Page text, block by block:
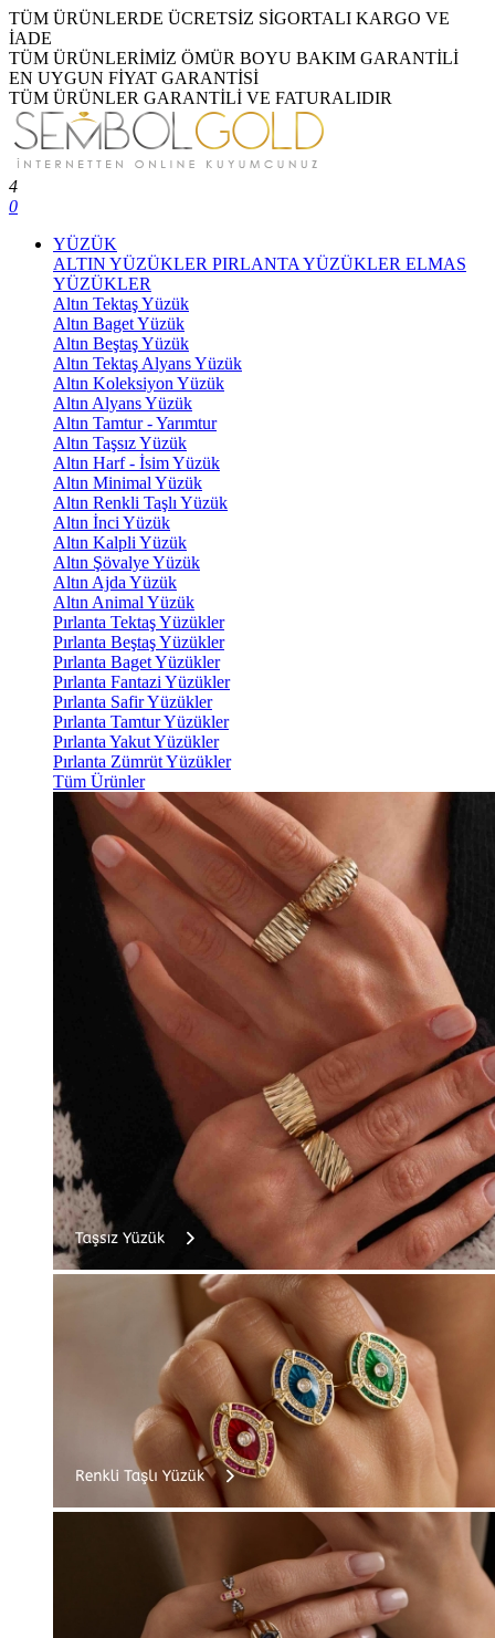
TÜM ÜRÜNLERDE ÜCRETSİZ SİGORTALI KARGO VE
İADE
TÜM ÜRÜNLERİMİZ ÖMÜR BOYU BAKIM GARANTİLİ
EN UYGUN FİYAT GARANTİSİ
TÜM ÜRÜNLER GARANTİLİ VE FATURALIDIR
4
0
YÜZÜK
ALTIN YÜZÜKLER PIRLANTA YÜZÜKLER ELMAS
YÜZÜKLER
Altın Tektaş Yüzük
Altın Baget Yüzük
Altın Beştaş Yüzük
Altın Tektaş Alyans Yüzük
Altın Koleksiyon Yüzük
Altın Alyans Yüzük
Altın Tamtur - Yarımtur
Altın Taşsız Yüzük
Altın Harf - İsim Yüzük
Altın Minimal Yüzük
Altın Renkli Taşlı Yüzük
Altın İnci Yüzük
Altın Kalpli Yüzük
Altın Şövalye Yüzük
Altın Ajda Yüzük
Altın Animal Yüzük
Pırlanta Tektaş Yüzükler
Pırlanta Beştaş Yüzükler
Pırlanta Baget Yüzükler
Pırlanta Fantazi Yüzükler
Pırlanta Safir Yüzükler
Pırlanta Tamtur Yüzükler
Pırlanta Yakut Yüzükler
Pırlanta Zümrüt Yüzükler
Tüm Ürünler